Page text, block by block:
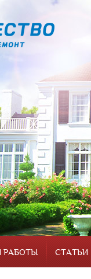
РАБОТЫ СТАТЬИ